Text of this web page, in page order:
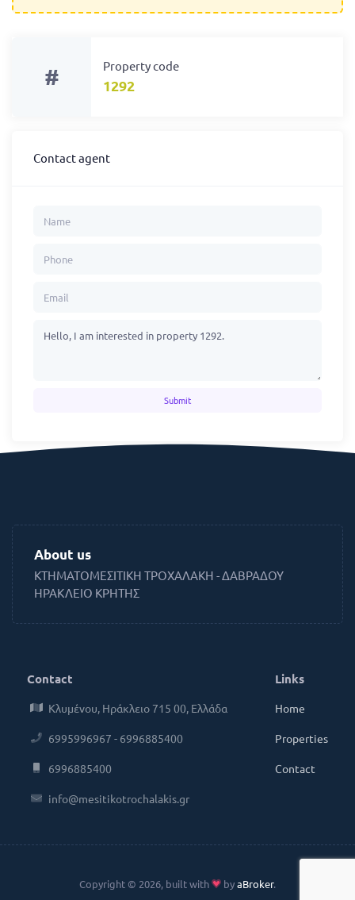
# Property code
1292
Contact agent
Submit
About us
ΚΤΗΜΑΤΟΜΕΣΙΤΙΚΗ ΤΡΟΧΑΛΑΚΗ - ΔΑΒΡΑΔΟΥ
ΗΡΑΚΛΕΙΟ ΚΡΗΤΗΣ
Contact
Κλυμένου, Ηράκλειο 715 00, Ελλάδα
6995996967 - 6996885400
6996885400
info@mesitikotrochalakis.gr
Links
Home
Properties
Contact
Copyright © 2026, built with byaBroker.